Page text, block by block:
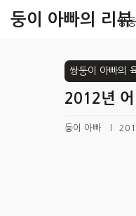
둥이 아빠의 리쌍
쌍둥이 아빠의
2012년
둥이 아빠